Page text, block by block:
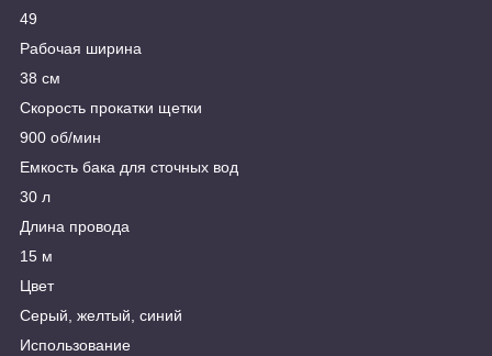
49
Рабочая ширина
38 см
Скорость прокатки щетки
900 об/мин
Емкость бака для сточных вод
30 л
Длина провода
15 м
Цвет
Серый, желтый, синий
Использование